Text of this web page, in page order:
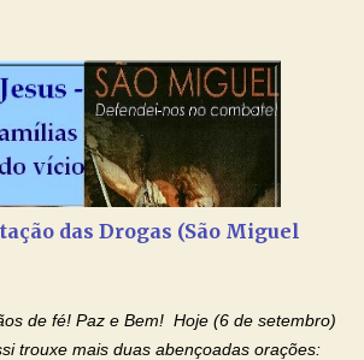
educação de qualidade. E, em geral,
para que enfrentem o mundo, com suas
Acompanham-nos em suas
em suas lutas. É claro que há
exceções só confirmam uma regra porque
com seus filhos não estão no seu
O mundo de hoje apresenta anomalias
de pais que torturam seus filhos, que os
o c...
das Drogas (São Miguel
de fé! Paz e Bem! Hoje (6 de setembro)
trouxe mais duas abençoadas orações: